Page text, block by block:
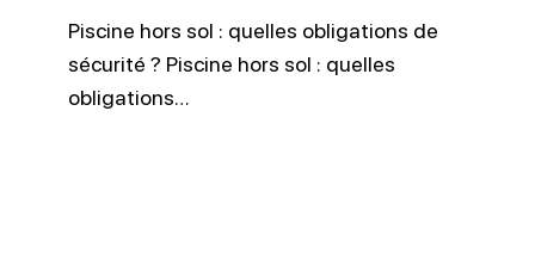
Piscine hors sol : quelles obligations de
sécurité ? Piscine hors sol : quelles
obligations…